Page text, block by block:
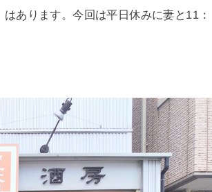
あります。今回は平日休みに妻と11：